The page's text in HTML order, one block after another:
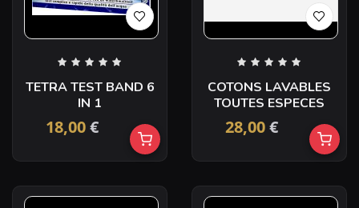
TETRA TEST BAND 6
IN 1
18,00€
COTONS LAVABLES
TOUTES ESPECES
28,00€